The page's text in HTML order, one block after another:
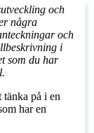
och
några
och
i
som du har
på i en
har en